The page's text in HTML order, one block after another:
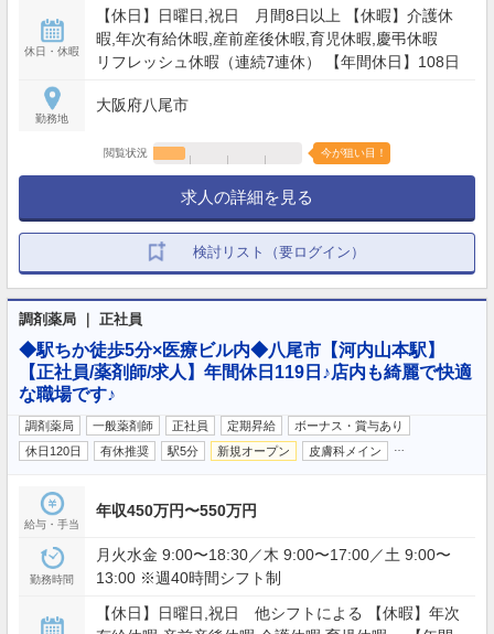
実働8時間
休日・休暇
【休日】日曜日,祝日 月間8日以上 【休暇】介護休
暇,年次有給休暇,産前産後休暇,育児休暇,慶弔休暇
リフレッシュ休暇（連続7連休） 【年間休日】108日
勤務地
大阪府八尾市
閲覧状況 今が狙い目！
求人の詳細を見る
検討リスト（要ログイン）
調剤薬局 ｜ 正社員
◆駅ちか徒歩5分×医療ビル内◆八尾市【河内山本駅】
【正社員/薬剤師/求人】年間休日119日♪店内も綺麗で快適
な職場です♪
調剤薬局 一般薬剤師 正社員 定期昇給
ボーナス・賞与あり
休日120日
有休推奨 駅5分 新規オープン 皮膚科メイン
給与・手当
年収450万円〜550万円
勤務時間
月火水金 9:00〜18:30／木 9:00〜17:00／土 9:00〜
13:00 ※週40時間シフト制
【休日】日曜日,祝日 他シフトによる 【休暇】年次